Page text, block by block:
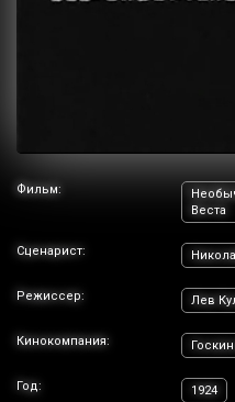
Фильм:
Веста
Сценарист:
Режиссер: Лев
Кинокомпания:
Год: 1924